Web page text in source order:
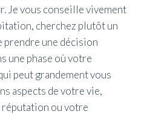
Je vous conseille vivement
cherchez plutôt un
prendre une décision
une phase où votre
peut grandement vous
aspects de votre vie,
ou votre